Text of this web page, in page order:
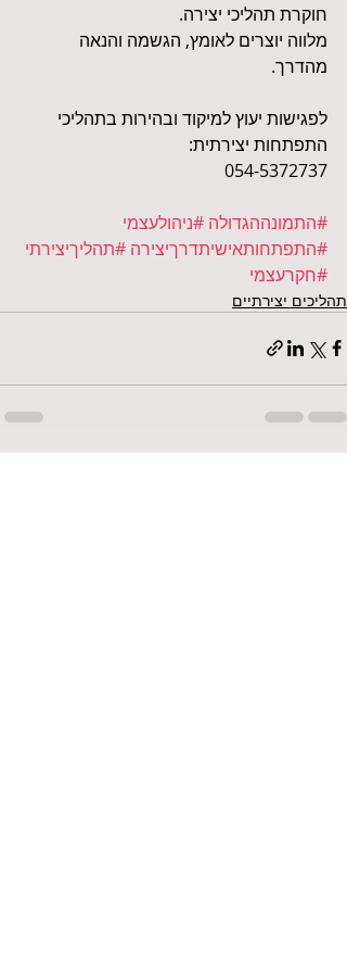
חוקרת תהליכי יצירה.
מלווה יוצרים לאומץ, הגשמה והנאה
מהדרך.
לפגישות יעוץ למיקוד ובהירות בתהליכי
התפתחות יצירתית:
054-5372737
#התמונההגדולה #ניהולעצמי
#התפתחותאישיתדרךיצירה #תהליךיצירתי
#חקרעצמי
תהליכים יצירתיים